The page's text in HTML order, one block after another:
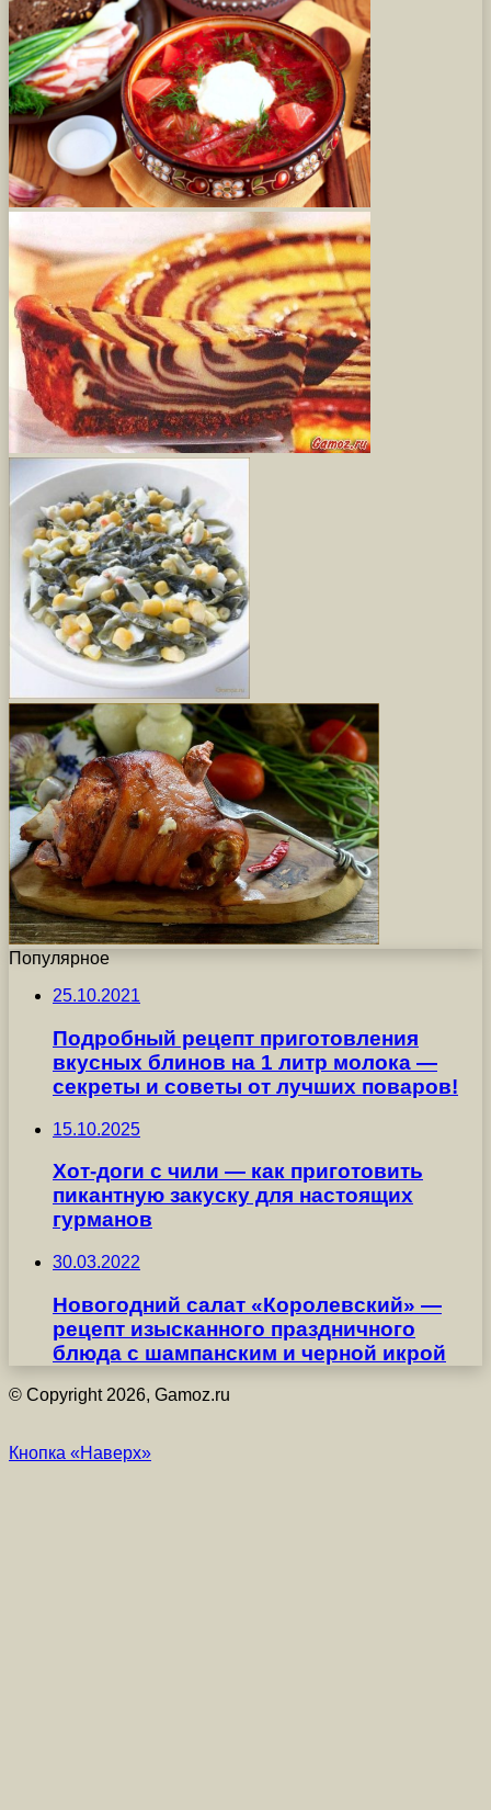
Популярное
25.10.2021
Подробный рецепт приготовления
вкусных блинов на 1 литр молока —
секреты и советы от лучших поваров!
15.10.2025
Хот-доги с чили — как приготовить
пикантную закуску для настоящих
гурманов
30.03.2022
Новогодний салат «Королевский» —
рецепт изысканного праздничного
блюда с шампанским и черной икрой
© Copyright 2026, Gamoz.ru
Кнопка «Наверх»